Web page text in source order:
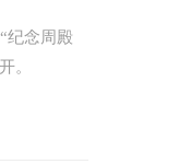
纪念周殿
。